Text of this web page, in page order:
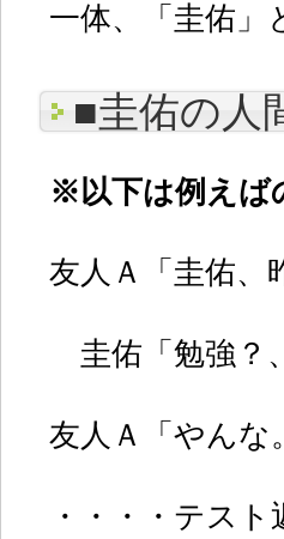
一体、「圭佑」
■圭佑の人
※以下は例えば
友人Ａ「圭佑、
圭佑「勉強？
友人Ａ「やんな
・・・・テスト